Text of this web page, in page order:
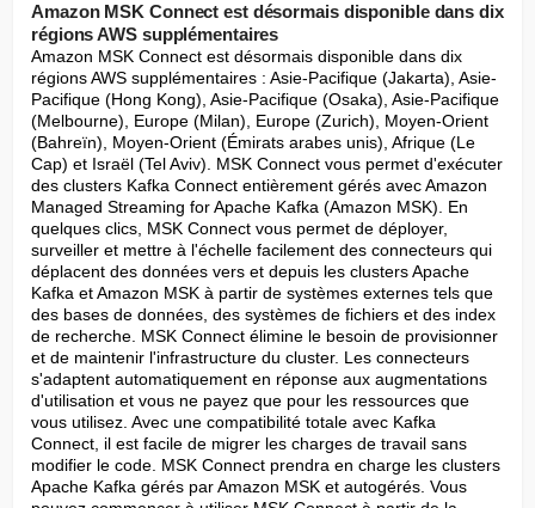
Amazon MSK Connect est désormais disponible dans dix
régions AWS supplémentaires
Amazon MSK Connect est désormais disponible dans dix
régions AWS supplémentaires : Asie-Pacifique (Jakarta), Asie-
Pacifique (Hong Kong), Asie-Pacifique (Osaka), Asie-Pacifique
(Melbourne), Europe (Milan), Europe (Zurich), Moyen-Orient
(Bahreïn), Moyen-Orient (Émirats arabes unis), Afrique (Le
Cap) et Israël (Tel Aviv). MSK Connect vous permet d'exécuter
des clusters Kafka Connect entièrement gérés avec Amazon
Managed Streaming for Apache Kafka (Amazon MSK). En
quelques clics, MSK Connect vous permet de déployer,
surveiller et mettre à l'échelle facilement des connecteurs qui
déplacent des données vers et depuis les clusters Apache
Kafka et Amazon MSK à partir de systèmes externes tels que
des bases de données, des systèmes de fichiers et des index
de recherche. MSK Connect élimine le besoin de provisionner
et de maintenir l'infrastructure du cluster. Les connecteurs
s'adaptent automatiquement en réponse aux augmentations
d'utilisation et vous ne payez que pour les ressources que
vous utilisez. Avec une compatibilité totale avec Kafka
Connect, il est facile de migrer les charges de travail sans
modifier le code. MSK Connect prendra en charge les clusters
Apache Kafka gérés par Amazon MSK et autogérés. Vous